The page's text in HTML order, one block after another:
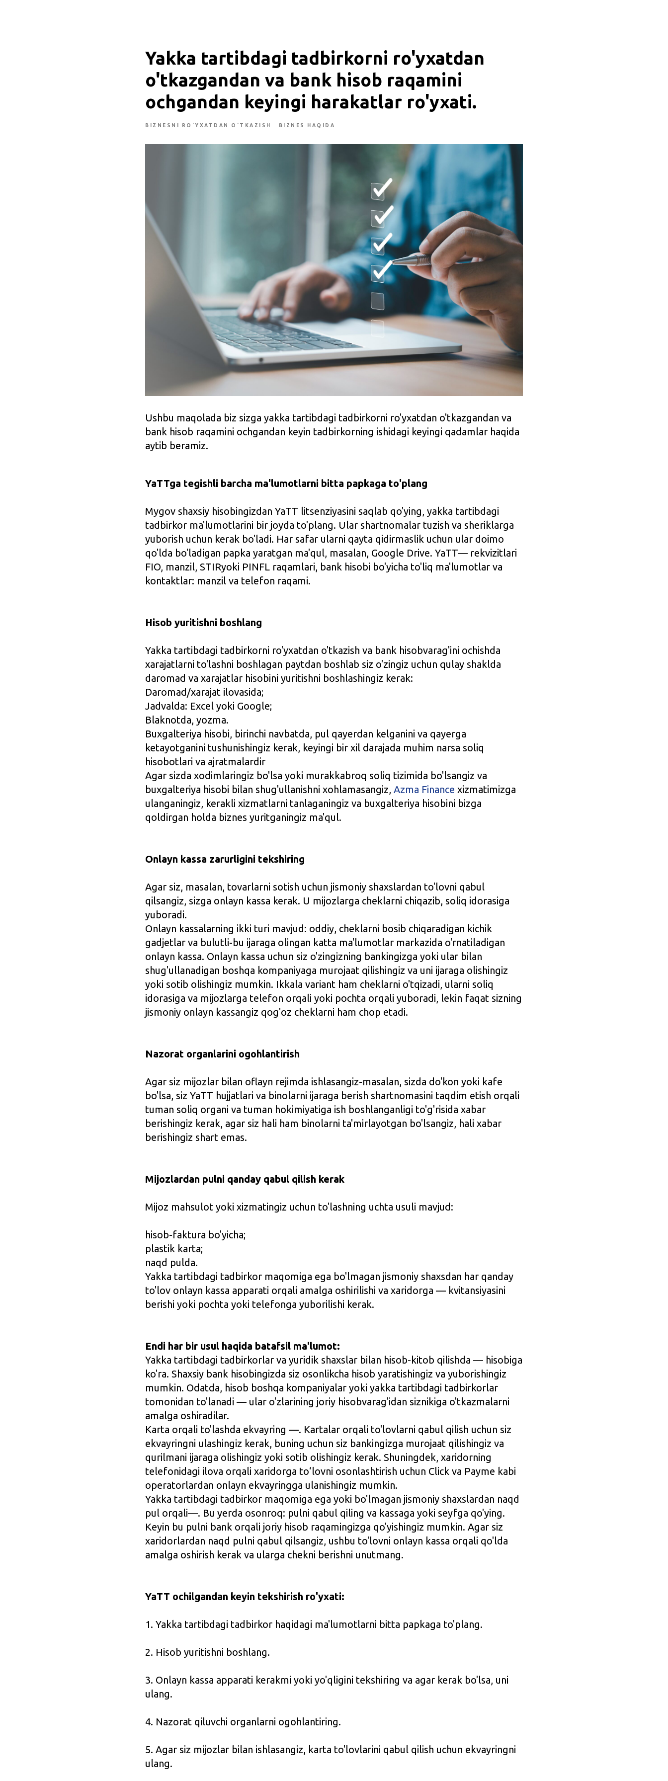
Yakka tartibdagi tadbirkorni ro'yxatdan
o'tkazgandan va bank hisob raqamini
ochgandan keyingi harakatlar ro'yxati.
BIZNESNI RO'YXATDAN O'TKAZISH BIZNES HAQIDA
Ushbu maqolada biz sizga yakka tartibdagi tadbirkorni ro'yxatdan o'tkazgandan va
bank hisob raqamini ochgandan keyin tadbirkorning ishidagi keyingi qadamlar haqida
aytib beramiz.
YaTTga tegishli barcha ma'lumotlarni bitta papkaga to'plang
Mygov shaxsiy hisobingizdan YaTT litsenziyasini saqlab qo'ying, yakka tartibdagi
tadbirkor ma'lumotlarini bir joyda to'plang. Ular shartnomalar tuzish va sheriklarga
yuborish uchun kerak bo'ladi. Har safar ularni qayta qidirmaslik uchun ular doimo
qo'lda bo'ladigan papka yaratgan ma'qul, masalan, Google Drive. YaTT— rekvizitlari
FIO, manzil, STIRyoki PINFL raqamlari, bank hisobi bo'yicha to'liq ma'lumotlar va
kontaktlar: manzil va telefon raqami.
Hisob yuritishni boshlang
Yakka tartibdagi tadbirkorni ro'yxatdan o'tkazish va bank hisobvarag'ini ochishda
xarajatlarni to'lashni boshlagan paytdan boshlab siz o'zingiz uchun qulay shaklda
daromad va xarajatlar hisobini yuritishni boshlashingiz kerak:
Daromad/xarajat ilovasida;
Jadvalda: Excel yoki Google;
Blaknotda, yozma.
Buxgalteriya hisobi, birinchi navbatda, pul qayerdan kelganini va qayerga
ketayotganini tushunishingiz kerak, keyingi bir xil darajada muhim narsa soliq
hisobotlari va ajratmalardir
Agar sizda xodimlaringiz bo'lsa yoki murakkabroq soliq tizimida bo'lsangiz va
buxgalteriya hisobi bilan shug'ullanishni xohlamasangiz, Azma Finance xizmatimizga
ulanganingiz, kerakli xizmatlarni tanlaganingiz va buxgalteriya hisobini bizga
qoldirgan holda biznes yuritganingiz ma'qul.
Onlayn kassa zarurligini tekshiring
Agar siz, masalan, tovarlarni sotish uchun jismoniy shaxslardan to'lovni qabul
qilsangiz, sizga onlayn kassa kerak. U mijozlarga cheklarni chiqazib, soliq idorasiga
yuboradi.
Onlayn kassalarning ikki turi mavjud: oddiy, cheklarni bosib chiqaradigan kichik
gadjetlar va bulutli-bu ijaraga olingan katta ma'lumotlar markazida o'rnatiladigan
onlayn kassa. Onlayn kassa uchun siz o'zingizning bankingizga yoki ular bilan
shug'ullanadigan boshqa kompaniyaga murojaat qilishingiz va uni ijaraga olishingiz
yoki sotib olishingiz mumkin. Ikkala variant ham cheklarni o'tqizadi, ularni soliq
idorasiga va mijozlarga telefon orqali yoki pochta orqali yuboradi, lekin faqat sizning
jismoniy onlayn kassangiz qog'oz cheklarni ham chop etadi.
Nazorat organlarini ogohlantirish
Agar siz mijozlar bilan oflayn rejimda ishlasangiz-masalan, sizda do'kon yoki kafe
bo'lsa, siz YaTT hujjatlari va binolarni ijaraga berish shartnomasini taqdim etish orqali
tuman soliq organi va tuman hokimiyatiga ish boshlanganligi to'g'risida xabar
berishingiz kerak, agar siz hali ham binolarni ta'mirlayotgan bo'lsangiz, hali xabar
berishingiz shart emas.
Mijozlardan pulni qanday qabul qilish kerak
Mijoz mahsulot yoki xizmatingiz uchun to'lashning uchta usuli mavjud:
hisob-faktura bo'yicha;
plastik karta;
naqd pulda.
Yakka tartibdagi tadbirkor maqomiga ega bo'lmagan jismoniy shaxsdan har qanday
to'lov onlayn kassa apparati orqali amalga oshirilishi va xaridorga — kvitansiyasini
berishi yoki pochta yoki telefonga yuborilishi kerak.
Endi har bir usul haqida batafsil ma'lumot:
Yakka tartibdagi tadbirkorlar va yuridik shaxslar bilan hisob-kitob qilishda — hisobiga
ko'ra. Shaxsiy bank hisobingizda siz osonlikcha hisob yaratishingiz va yuborishingiz
mumkin. Odatda, hisob boshqa kompaniyalar yoki yakka tartibdagi tadbirkorlar
tomonidan to'lanadi — ular o'zlarining joriy hisobvarag'idan siznikiga o'tkazmalarni
amalga oshiradilar.
Karta orqali to'lashda ekvayring —. Kartalar orqali to'lovlarni qabul qilish uchun siz
ekvayringni ulashingiz kerak, buning uchun siz bankingizga murojaat qilishingiz va
qurilmani ijaraga olishingiz yoki sotib olishingiz kerak. Shuningdek, xaridorning
telefonidagi ilova orqali xaridorga to‘lovni osonlashtirish uchun Click va Payme kabi
operatorlardan onlayn ekvayringga ulanishingiz mumkin.
Yakka tartibdagi tadbirkor maqomiga ega yoki bo'lmagan jismoniy shaxslardan naqd
pul orqali—. Bu yerda osonroq: pulni qabul qiling va kassaga yoki seyfga qo'ying.
Keyin bu pulni bank orqali joriy hisob raqamingizga qo'yishingiz mumkin. Agar siz
xaridorlardan naqd pulni qabul qilsangiz, ushbu to'lovni onlayn kassa orqali qo'lda
amalga oshirish kerak va ularga chekni berishni unutmang.
YaTT ochilgandan keyin tekshirish ro'yxati:
1. Yakka tartibdagi tadbirkor haqidagi ma'lumotlarni bitta papkaga to'plang.
2. Hisob yuritishni boshlang.
3. Onlayn kassa apparati kerakmi yoki yo'qligini tekshiring va agar kerak bo'lsa, uni
ulang.
4. Nazorat qiluvchi organlarni ogohlantiring.
5. Agar siz mijozlar bilan ishlasangiz, karta to'lovlarini qabul qilish uchun ekvayringni
ulang.